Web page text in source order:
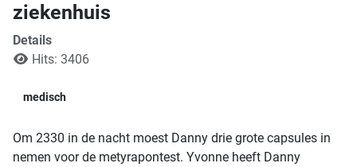
ziekenhuis
Details
Hits: 3406
medisch
Om 2330 in de nacht moest Danny drie grote capsules in
nemen voor de metyrapontest. Yvonne heeft Danny